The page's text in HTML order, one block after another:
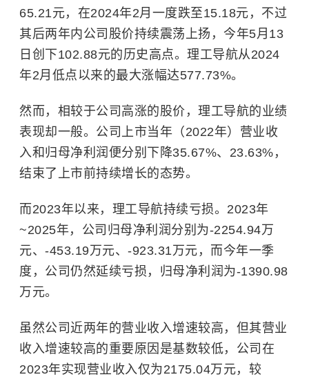
65.21元，在2024年2月一度跌至15.18元，不过
其后两年内公司股价持续震荡上扬，今年5月13
日创下102.88元的历史高点。理工导航从2024
年2月低点以来的最大涨幅达577.73%。
然而，相较于公司高涨的股价，理工导航的业绩
表现却一般。公司上市当年（2022年）营业收
入和归母净利润便分别下降35.67%、23.63%，
结束了上市前持续增长的态势。
而2023年以来，理工导航持续亏损。2023年
~2025年，公司归母净利润分别为-2254.94万
元、-453.19万元、-923.31万元，而今年一季
度，公司仍然延续亏损，归母净利润为-1390.98
万元。
虽然公司近两年的营业收入增速较高，但其营业
收入增速较高的重要原因是基数较低，公司在
2023年实现营业收入仅为2175.04万元，较